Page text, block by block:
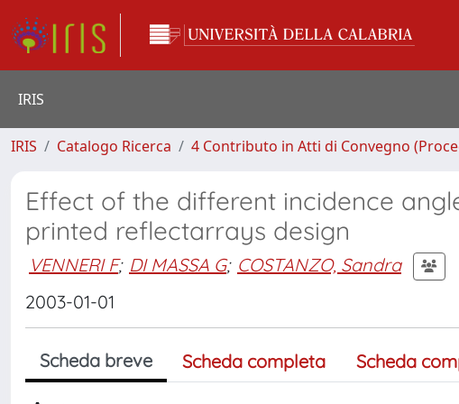
IRIS
IRIS Catalogo Ricerca 4 Contributo in Atti di Convegno
Effect of the different incidence
printed reflectarrays design
VENNERI F; DI MASSA G; COSTANZO, Sandra
2003-01-01
Scheda breve Scheda completa Scheda